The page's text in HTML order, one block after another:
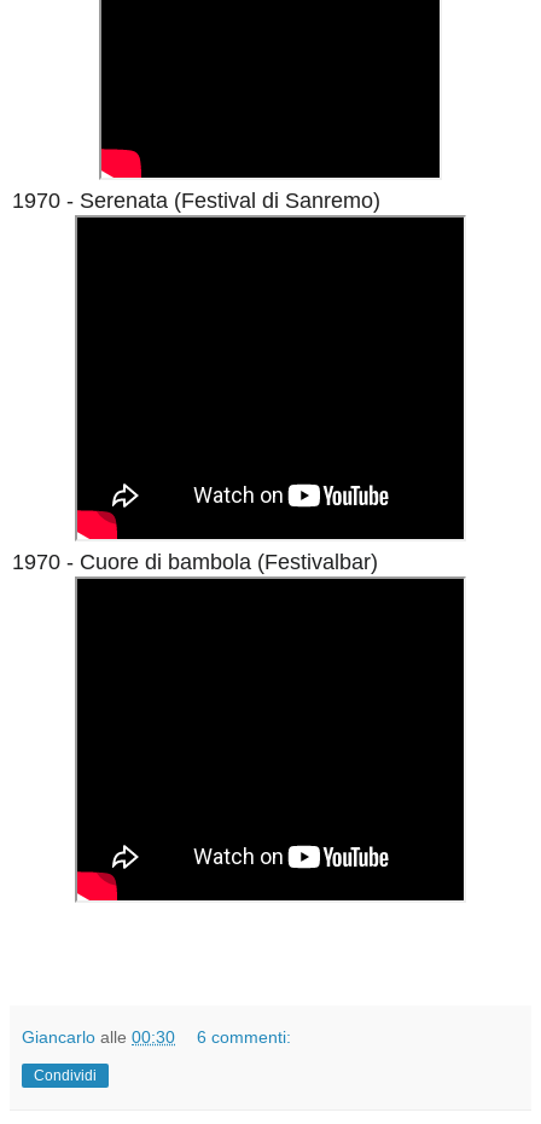
1970 - Serenata (Festival di Sanremo)
1970 - Cuore di bambola (Festivalbar)
Giancarlo alle 00:30 6 commenti:
Condividi